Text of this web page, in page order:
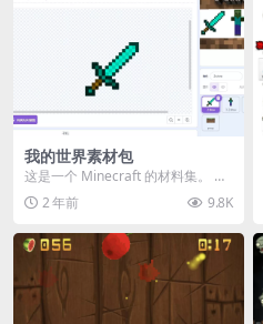
我的世界素材包
这是一个 Minecraft 的材料集。 操
作方法如下： 工具 → 右箭头 怪物...
2 年前 9.8K